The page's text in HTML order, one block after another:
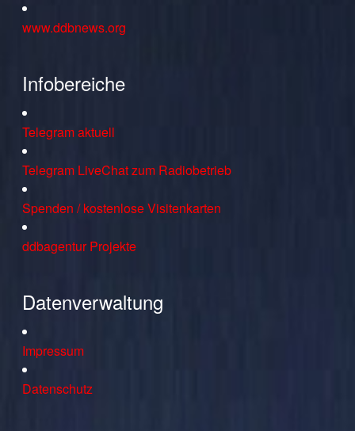
www.ddbnews.org
Infobereiche
Telegram aktuell
Telegram LiveChat zum Radiobetrieb
Spenden / kostenlose Visitenkarten
ddbagentur Projekte
Datenverwaltung
Impressum
Datenschutz